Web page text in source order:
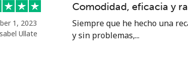
1, 2023
Ullate
Comodidad, eficacia y
Siempre que he hecho una
y sin problemas,...